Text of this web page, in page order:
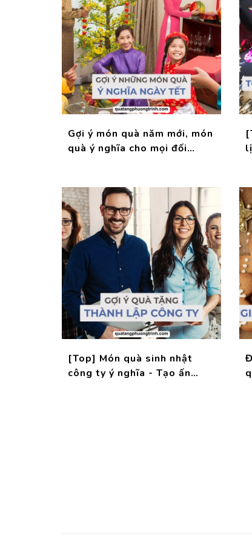
Gợi ý món quà năm mới, món
quà ý nghĩa cho mọi đối
[Top] Món quà sinh nhật
công ty ý nghĩa - Tạo ấn